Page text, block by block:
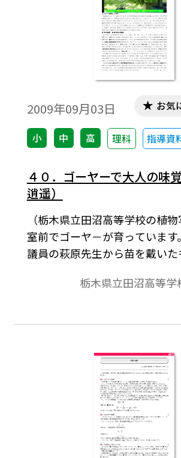
2009年09月03日
小 中 高 理科 指導資
お気
４０．ゴーヤーで大人の味
逍遥）
（栃木県立田沼高等学校の植
室前でゴーヤ－が育っていま
議員の萩原先生から苗を戴いた
のものほどではありませんが
栃木県立田沼高等